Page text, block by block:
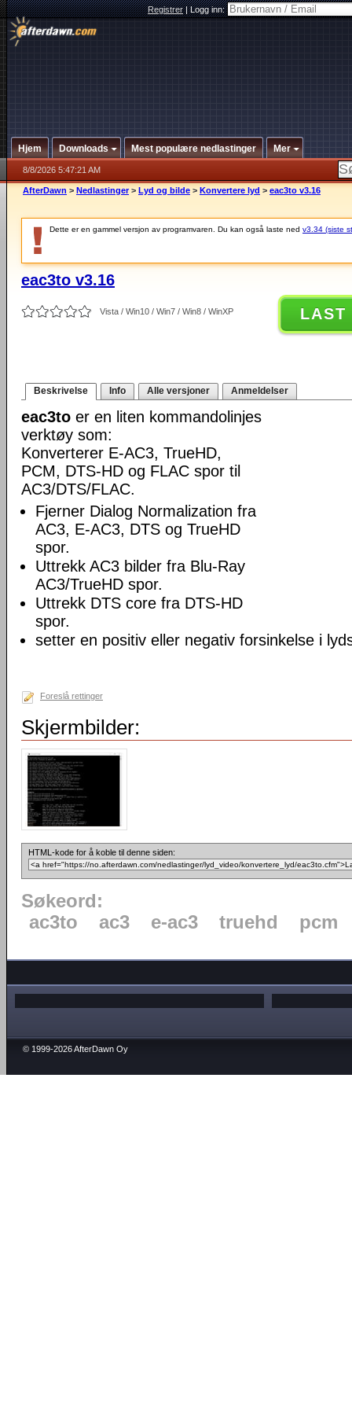
Registrer|Logg inn:
Hjem Downloads Mest populære nedlastinger Mer
8/8/2026 5:47:21 AM
AfterDawn > Nedlastinger > Lyd og bilde > Konvertere lyd > eac3to v3.16
Dette er en gammel versjon av programvaren. Du kan også laste ned v3.34 (siste
eac3to v3.16
Vista / Win10 / Win7 / Win8 / WinXP LAST
Beskrivelse Info Alle versjoner Anmeldelser
eac3to er en liten kommandolinjes
verktøy som:
Konverterer E-AC3, TrueHD,
PCM, DTS-HD og FLAC spor til
AC3/DTS/FLAC.
Fjerner Dialog Normalization fra
AC3, E-AC3, DTS og TrueHD
spor.
Uttrekk AC3 bilder fra Blu-Ray
AC3/TrueHD spor.
Uttrekk DTS core fra DTS-HD
spor.
setter en positiv eller negativ forsinkelse i
Foreslå rettinger
Skjermbilder:
HTML-kode for å koble til denne siden:
Søkeord:
ac3to
ac3 e-ac3 truehd pcm
© 1999-2026 AfterDawn Oy